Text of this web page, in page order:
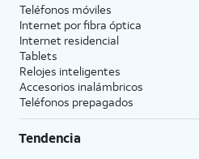
Teléfonos móviles
Internet por fibra óptica
Internet residencial
Tablets
Relojes inteligentes
Accesorios inalámbricos
Teléfonos prepagados
Tendencia